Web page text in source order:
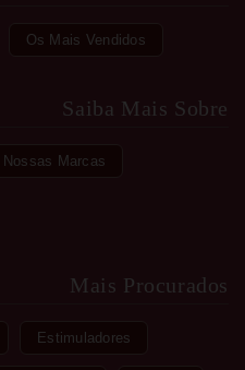
Os Mais Vendidos
Saiba Mais Sobre
Marcas
Mais Procurados
Estimuladores